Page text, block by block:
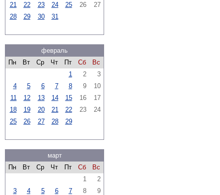
21
22 23 24 25 26
27
28
29 30 31
февраль
Пн
Вт Ср Чт Пт Сб
Вс
1
2
3
4
5 6 7 8 9
10
11
12 13 14 15 16
17
18
19 20 21 22 23
24
25
26 27 28 29
март
Пн
Вт Ср Чт Пт Сб
Вс
1
2
3
4 5 6 7 8
9